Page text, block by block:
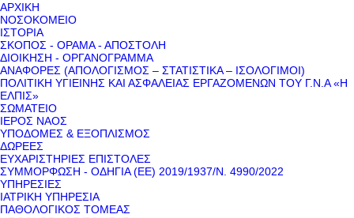
ΑΡΧΙΚΗ
ΝΟΣΟΚΟΜΕΙΟ
ΙΣΤΟΡΙΑ
ΣΚΟΠΟΣ - ΟΡΑΜΑ - ΑΠΟΣΤΟΛΗ
ΔΙΟΙΚΗΣΗ - ΟΡΓΑΝΟΓΡΑΜΜΑ
ΑΝΑΦΟΡΕΣ (ΑΠΟΛΟΓΙΣΜΟΣ – ΣΤΑΤΙΣΤΙΚΑ – ΙΣΟΛΟΓΙΜΟΙ)
ΠΟΛΙΤΙΚΗ ΥΓΙΕΙΝΗΣ ΚΑΙ ΑΣΦΑΛΕΙΑΣ ΕΡΓΑΖΟΜΕΝΩΝ ΤΟΥ Γ.Ν.Α «Η
ΕΛΠΙΣ»
ΣΩΜΑΤΕΙΟ
ΙΕΡΟΣ ΝΑΟΣ
ΥΠΟΔΟΜΕΣ & ΕΞΟΠΛΙΣΜΟΣ
ΔΩΡΕΕΣ
ΕΥΧΑΡΙΣΤΗΡΙΕΣ ΕΠΙΣΤΟΛΕΣ
ΣΥΜΜΟΡΦΩΣΗ - ΟΔΗΓΙΑ (ΕΕ) 2019/1937/Ν. 4990/2022
ΥΠΗΡΕΣΙΕΣ
ΙΑΤΡΙΚΗ ΥΠΗΡΕΣΙΑ
ΠΑΘΟΛΟΓΙΚΟΣ ΤΟΜΕΑΣ